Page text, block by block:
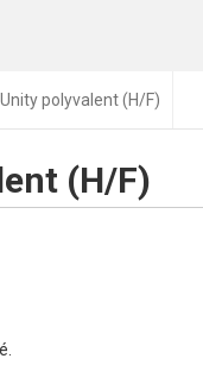
polyvalent (H/F)
(H/F)